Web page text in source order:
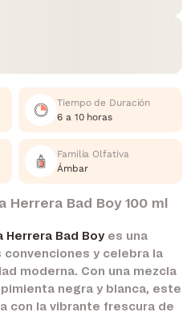
Tiempo de Duración
6 a 10 horas
Familia Olfativa
Ámbar
Herrera Bad Boy 100 ml
Herrera Bad Boy es una
y celebra la
moderna. Con una mezcla
negra y blanca, este
con la vibrante frescura de